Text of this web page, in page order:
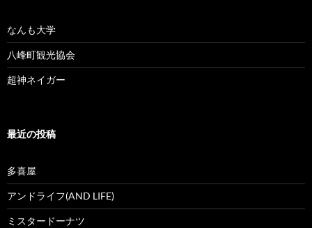
なんも大学
八峰町観光協会
超神ネイガー
最近の投稿
多喜屋
アンドライフ(AND LIFE)
ミスタードーナツ